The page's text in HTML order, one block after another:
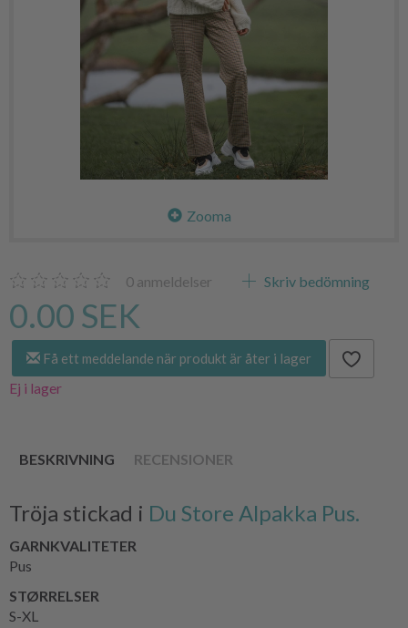
Zooma
0 anmeldelser Skriv bedömning
0.00 SEK
Få ett meddelande när produkt är åter i lager
Ej i lager
BESKRIVNING RECENSIONER
Tröja stickad i Du Store Alpakka Pus.
GARNKVALITETER
Pus
STØRRELSER
S-XL